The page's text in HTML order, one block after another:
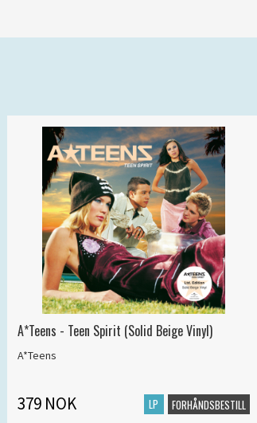
A*Teens - Teen Spirit (Solid Beige Vinyl)
A*Teens
379 NOK LP FORHÅNDSBESTILL